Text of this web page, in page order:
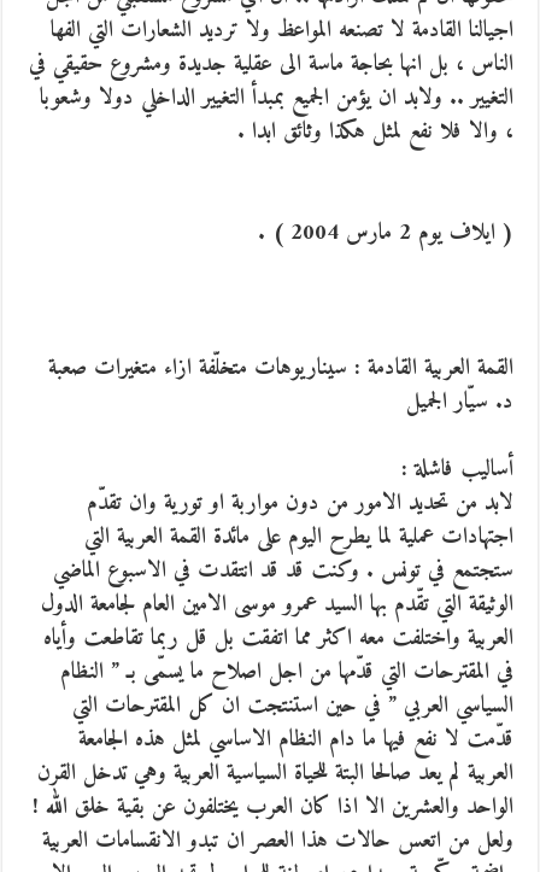
اجيالنا القادمة لا تصنعه المواعظ ولا ترديد الشعارات التي الفها
الناس ، بل انها بحاجة ماسة الى عقلية جديدة ومشروع حقيقي في
التغيير .. ولابد ان يؤمن الجميع بمبدأ التغيير الداخلي دولا وشعوبا
، والا فلا نفع لمثل هكذا وثائق ابدا .
( ايلاف يوم 2 مارس 2004 ) .
القمة العربية القادمة : سيناريوهات متخلّفة ازاء متغيرات صعبة
د. سيّار الجميل
أساليب فاشلة :
لابد من تحديد الامور من دون مواربة او تورية وان تقدّم
اجتهادات عملية لما يطرح اليوم على مائدة القمة العربية التي
ستجتمع في تونس . وكنت قد قد انتقدت في الاسبوع الماضي
الوثيقة التي تقّدم بها السيد عمرو موسى الامين العام لجامعة الدول
العربية واختلفت معه اكثر مما اتفقت بل قل ربما تقاطعت وأياه
في المقترحات التي قدّمها من اجل اصلاح ما يسمّى بـ ” النظام
السياسي العربي ” في حين استنتجت ان كل المقترحات التي
قدّمت لا نفع فيها ما دام النظام الاساسي لمثل هذه الجامعة
العربية لم يعد صالحا البتة للحياة السياسية العربية وهي تدخل القرن
الواحد والعشرين الا اذا كان العرب يختلفون عن بقية خلق الله !
ولعل من اتعس حالات هذا العصر ان تبدو الانقسامات العربية